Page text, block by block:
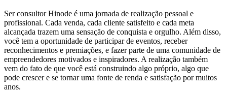
Ser consultor Hinode é uma jornada de realização pessoal e
profissional. Cada venda, cada cliente satisfeito e cada meta
alcançada trazem uma sensação de conquista e orgulho. Além disso,
você tem a oportunidade de participar de eventos, receber
reconhecimentos e premiações, e fazer parte de uma comunidade de
empreendedores motivados e inspiradores. A realização também
vem do fato de que você está construindo algo próprio, algo que
pode crescer e se tornar uma fonte de renda e satisfação por muitos
anos.